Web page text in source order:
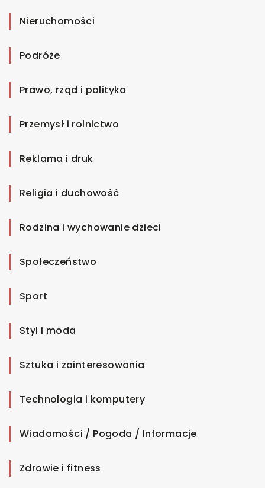
Nieruchomości
Podróże
Prawo, rząd i polityka
Przemysł i rolnictwo
Reklama i druk
Religia i duchowość
Rodzina i wychowanie dzieci
Społeczeństwo
Sport
Styl i moda
Sztuka i zainteresowania
Technologia i komputery
Wiadomości / Pogoda / Informacje
Zdrowie i fitness